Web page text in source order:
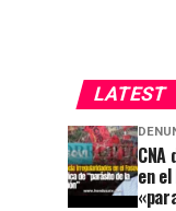
LATEST
en